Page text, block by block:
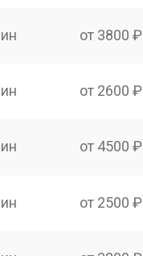
от 3800 ₽
от 2600 ₽
от 4500 ₽
от 2500 ₽